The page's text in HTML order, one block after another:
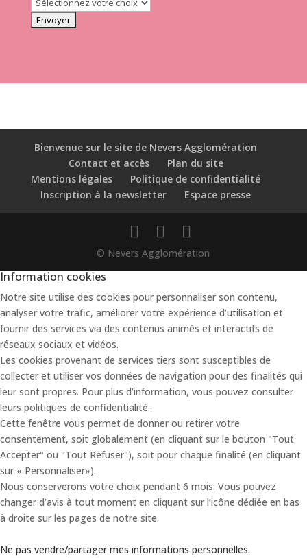
Bienvenue sur le site de Nevers Agglomération
Contact et accès
Plan du site
Mentions légales
Politique de confidentialité
Inscription à la newsletter
Espace presse
© Nevers Agglomération
Information cookies
Notre site utilise des cookies pour personnaliser son contenu,
analyser votre trafic, améliorer votre expérience d’utilisation et
fournir des services via des contenus animés et interactifs de
réseaux sociaux et vidéos.
Les cookies provenant de services tiers sont susceptibles de
collecter et utiliser vos données de navigation pour des finalités qui
leur sont propres. Pour plus d’information, vous pouvez consulter
leurs politiques de confidentialité.
Cette fenêtre vous permet de donner ou retirer votre
consentement, soit globalement (en cliquant sur le bouton "Tout
Accepter" ou "Tout Refuser"), soit pour chaque finalité (en cliquant
sur « Personnaliser»).
Nous conserverons votre choix pendant 6 mois. Vous pouvez
changer d’avis à tout moment en cliquant sur l’icône dédiée en bas
à droite sur les pages de notre site.
Ne pas vendre/partager mes informations personnelles.